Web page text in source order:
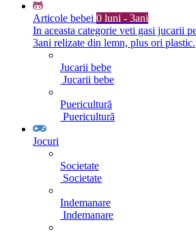
Articole bebei 0 luni - 3ani
In aceasta categorie veti gasi jucarii
3ani relizate din lemn, plus ori plastic.
Jucarii bebe
Jucarii bebe
Puericultură
Puericultură
Jocuri
Societate
Societate
Indemanare
Indemanare